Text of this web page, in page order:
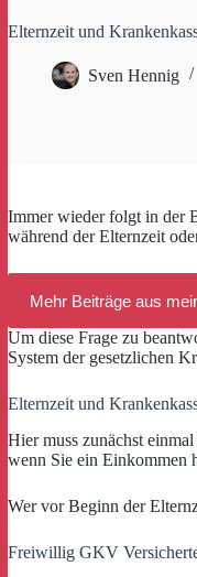
Elternzeit und
Sven Hennig
Immer wieder folgt in der
während der Elternzeit
Mehr Beiträge aus
Um diese Frage zu
System der gesetzlichen
Elternzeit und
Hier muss zunächst
wenn Sie ein Einkommen
Wer vor Beginn der
Freiwillig GKV